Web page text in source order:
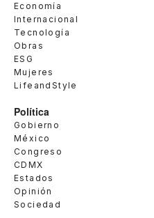
Economía
Internacional
Tecnología
Obras
ESG
Mujeres
LifeandStyle
Política
Gobierno
México
Congreso
CDMX
Estados
Opinión
Sociedad